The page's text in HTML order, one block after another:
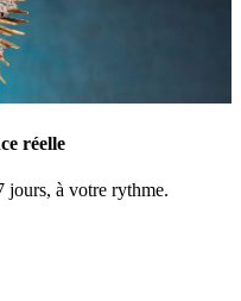
réelle
jours, à votre rythme.